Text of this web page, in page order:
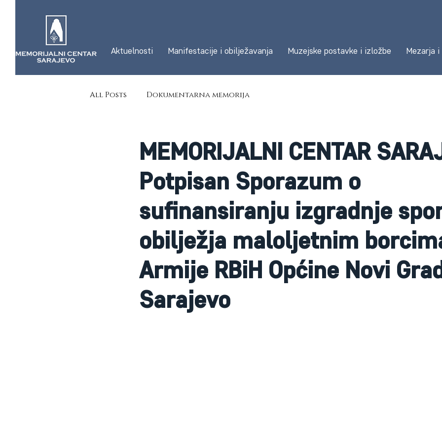
Aktuelnosti Manifestacije i obilježavanja Muzejske postavke i izložbe Mezarja
All Posts Dokumentarna memorija
MEMORIJALNI CENTAR
Potpisan Sporazum o
sufinansiranju izgradnje
obilježja maloljetnim
Armije RBiH Općine Novi
Sarajevo